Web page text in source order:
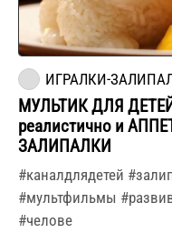
ИГРАЛКИ-
МУЛЬТИК ДЛЯ
реалистично и
ЗАЛИПАЛКИ
#каналдлядетей
#мультфильмы
#челове